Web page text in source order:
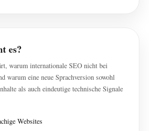
es?
warum internationale SEO nicht bei
warum eine neue Sprachversion sowohl
als auch eindeutige technische Signale
Websites